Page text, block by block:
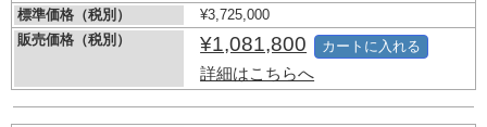
標準価格（税別）
¥3,725,000
販売価格（税別）
¥1,081,800
詳細はこちらへ
カートに入れる